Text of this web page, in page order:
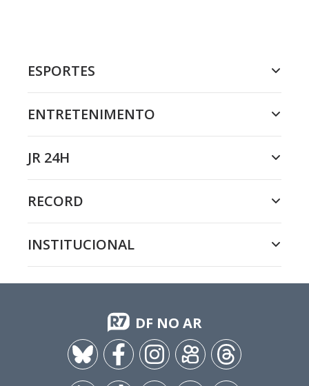
ESPORTES
ENTRETENIMENTO
JR 24H
RECORD
INSTITUCIONAL
DF NO AR